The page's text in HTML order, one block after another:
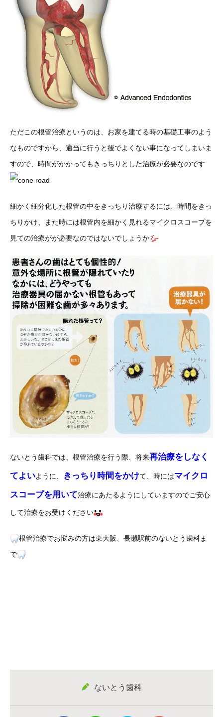
ただこの根管治療というのは、お家を建てる時の基礎工事のよう
なものですから、適当に行うと後でよくない事になってしまいま
すので、時間がかかってもきっちりとした治療が必要なのです
細かく細分化した根管の中をきっちり治療するには、時間をきっ
ちりかけ、また時には根管内を細かく見れるマイクロスコープを
見ての治療がが必要なのではないでしょうか
ないとう歯科では、根管治療を行う際、将来再治療をしなく
てよいように、 きっちり時間をかけて、時にはマイクロ
スコープを用いて治療にあたるようにしていますのでご安心
して治療をお受けください
根管治療でお悩みの方は東大阪、長瀬駅前のないとう歯科ま
で
ないとう歯科